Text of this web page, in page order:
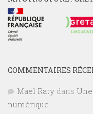
COMMENTAIRES
Maël Raty dans
numérique